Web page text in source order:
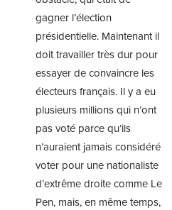
gagner l’élection
présidentielle. Maintenant il
doit travailler très dur pour
essayer de convaincre les
électeurs français. Il y a eu
plusieurs millions qui n’ont
pas voté parce qu’ils
n’auraient jamais considéré
voter pour une nationaliste
d’extrême droite comme Le
Pen, mais, en même temps,